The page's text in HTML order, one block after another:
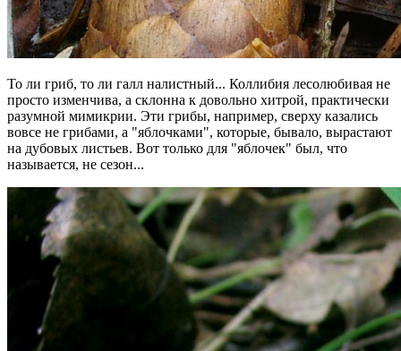
То ли гриб, то ли галл налистный... Коллибия лесолюбивая не
просто изменчива, а склонна к довольно хитрой, практически
разумной мимикрии. Эти грибы, например, сверху казались
вовсе не грибами, а "яблочками", которые, бывало, вырастают
на дубовых листьев. Вот только для "яблочек" был, что
называется, не сезон...